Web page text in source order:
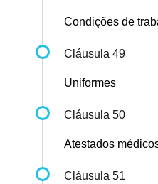
Condições de
Cláusula 49
Uniformes
Cláusula 50
Atestados
Cláusula 51